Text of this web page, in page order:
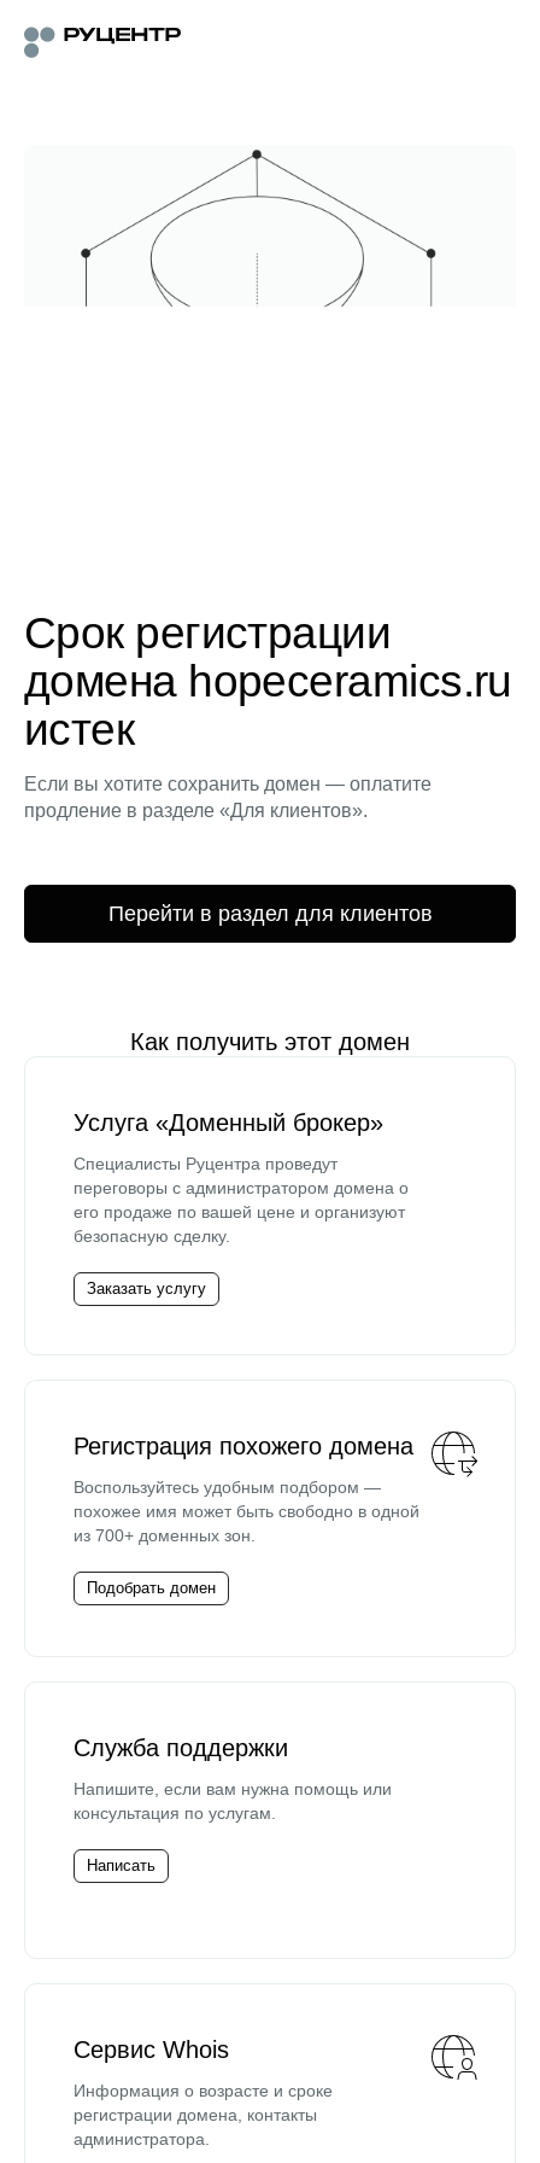
Срок регистрации
домена hopeceramics.ru
истек
Если вы хотите сохранить домен — оплатите
продление в разделе «Для клиентов».
Перейти в раздел для клиентов
Как получить этот домен
Услуга «Доменный брокер»
Специалисты Руцентра проведут
переговоры с администратором домена о
его продаже по вашей цене и организуют
безопасную сделку.
Заказать услугу
Регистрация похожего домена
Воспользуйтесь удобным подбором —
похожее имя может быть свободно в одной
из 700+ доменных зон.
Подобрать домен
Служба поддержки
Напишите, если вам нужна помощь или
консультация по услугам.
Написать
Сервис Whois
Информация о возрасте и сроке
регистрации домена, контакты
администратора.